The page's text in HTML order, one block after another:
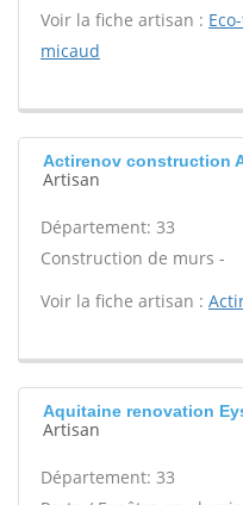
Voir la fiche artisan :
micaud
Actirenov construction
Artisan
Département: 33
Construction de murs -
Voir la fiche artisan :
Aquitaine renovation
Artisan
Département: 33